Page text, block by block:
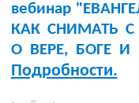
вебинар
КАК СНИМАТЬ
О ВЕРЕ, БОГЕ
Подробности.